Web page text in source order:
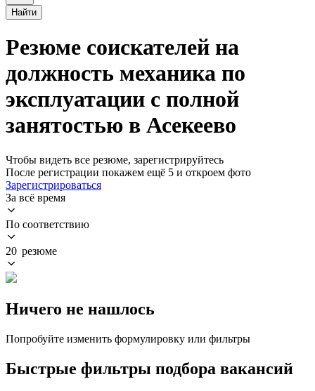
Найти
Резюме соискателей на
должность механика по
эксплуатации с полной
занятостью в Асекеево
Чтобы видеть все резюме, зарегистрируйтесь
После регистрации покажем ещё 5 и откроем фото
Зарегистрироваться
За всё время
По соответствию
20 резюме
Ничего не нашлось
Попробуйте изменить формулировку или фильтры
Быстрые фильтры подбора вакансий